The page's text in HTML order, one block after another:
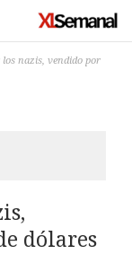
nazis, vendido por
dólares